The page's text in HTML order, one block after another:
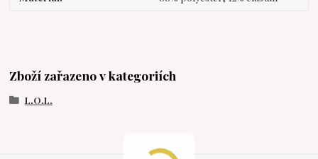
Zboží zařazeno v kategoriích
L.O.L.